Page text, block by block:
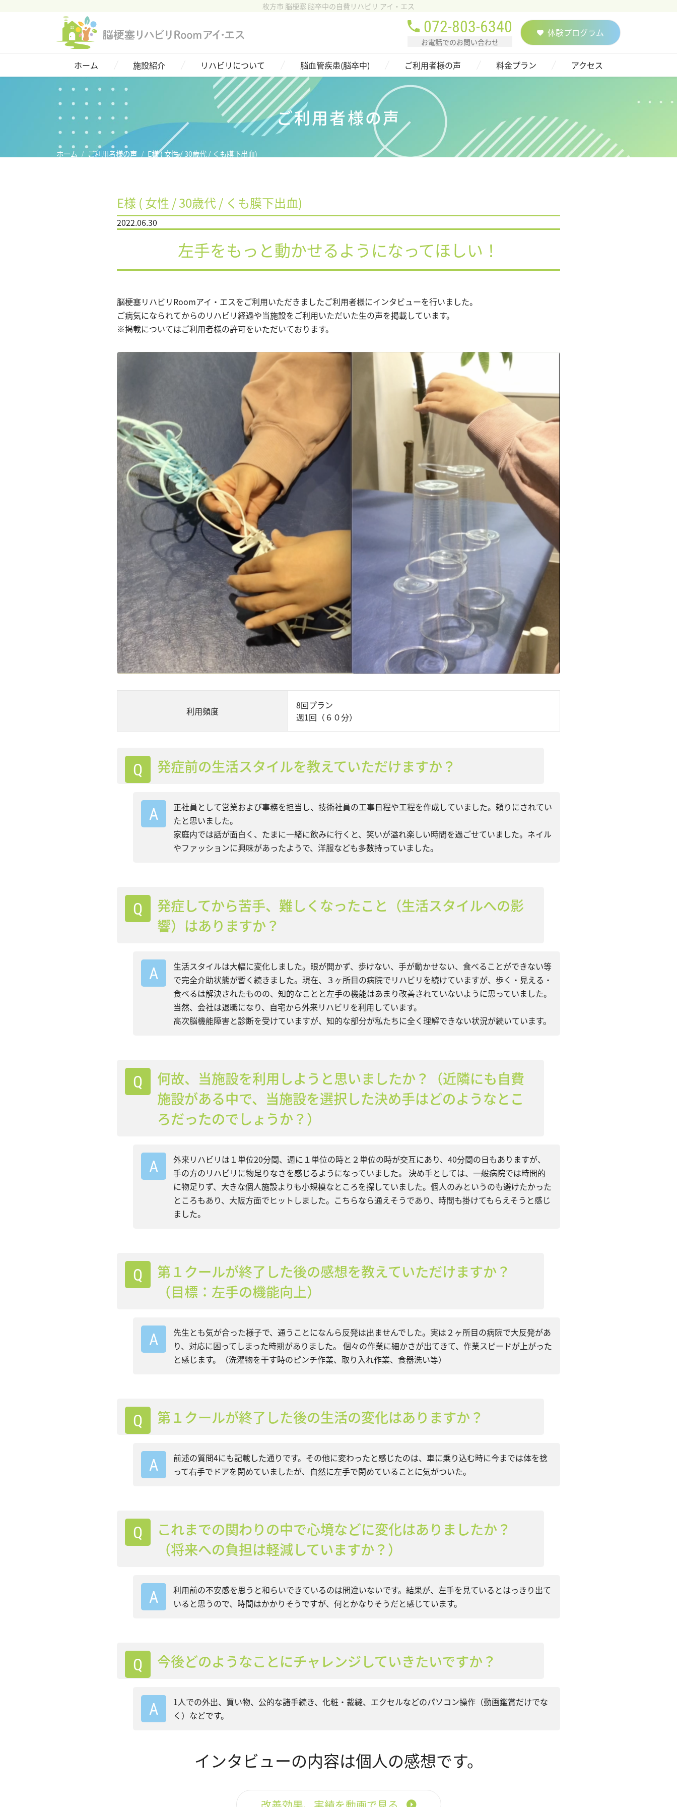
施設紹介
リハビリについて
ご利用者様の声
料金プラン
枚方市 脳梗塞 脳卒中の自費リハビリ アイ・エス
072-803-6340
お電話でのお問い合わせ
体験プログラム
ホーム 施設紹介 リハビリについて 脳血管疾患(脳卒中) ご利用者様の声 料金プラン アクセス
ご利用者様の声
ホーム ご利用者様の声 E様 ( 女性 / 30歳代 / くも膜下出血)
E様 ( 女性 / 30歳代 / くも膜下出血)
2022.06.30
左手をもっと動かせるようになってほしい！
脳梗塞リハビリRoomアイ・エスをご利用いただきましたご利用者様にインタビューを行いました。
ご病気になられてからのリハビリ経過や当施設をご利用いただいた生の声を掲載しています。
※掲載についてはご利用者様の許可をいただいております。
利用頻度
8回プラン
週1回（６０分）
発症前の生活スタイルを教えていただけますか？
正社員として営業および事務を担当し、技術社員の工事日程や工程を作成していました。頼りにされてい
たと思いました。
家庭内では話が面白く、たまに一緒に飲みに行くと、笑いが溢れ楽しい時間を過ごせていました。ネイル
やファッションに興味があったようで、洋服なども多数持っていました。
発症してから苦手、難しくなったこと（生活スタイルへの影
響）はありますか？
生活スタイルは大幅に変化しました。眼が開かず、歩けない、手が動かせない、食べることができない等
で完全介助状態が暫く続きました。現在、３ヶ所目の病院でリハビリを続けていますが、歩く・見える・
食べるは解決されたものの、知的なことと左手の機能はあまり改善されていないように思っていました。
当然、会社は退職になり、自宅から外来リハビリを利用しています。
高次脳機能障害と診断を受けていますが、知的な部分が私たちに全く理解できない状況が続いています。
何故、当施設を利用しようと思いましたか？（近隣にも自費
施設がある中で、当施設を選択した決め手はどのようなとこ
ろだったのでしょうか？）
外来リハビリは１単位20分間、週に１単位の時と２単位の時が交互にあり、40分間の日もありますが、
手の方のリハビリに物足りなさを感じるようになっていました。 決め手としては、一般病院では時間的
に物足りず、大きな個人施設よりも小規模なところを探していました。個人のみというのも避けたかった
ところもあり、大阪方面でヒットしました。こちらなら通えそうであり、時間も掛けてもらえそうと感じ
ました。
第１クールが終了した後の感想を教えていただけますか？
（目標：左手の機能向上）
先生とも気が合った様子で、通うことになんら反発は出ませんでした。実は２ヶ所目の病院で大反発があ
り、対応に困ってしまった時期がありました。 個々の作業に細かさが出てきて、作業スピードが上がった
と感じます。（洗濯物を干す時のピンチ作業、取り入れ作業、食器洗い等）
第１クールが終了した後の生活の変化はありますか？
前述の質問4にも記載した通りです。その他に変わったと感じたのは、車に乗り込む時に今までは体を捻
って右手でドアを閉めていましたが、自然に左手で閉めていることに気がついた。
これまでの関わりの中で心境などに変化はありましたか？
（将来への負担は軽減していますか？）
利用前の不安感を思うと和らいできているのは間違いないです。結果が、左手を見ているとはっきり出て
いると思うので、時間はかかりそうですが、何とかなりそうだと感じています。
今後どのようなことにチャレンジしていきたいですか？
1人での外出、買い物、公的な諸手続き、化粧・裁縫、エクセルなどのパソコン操作（動画鑑賞だけでな
く）などです。
インタビューの内容は個人の感想です。